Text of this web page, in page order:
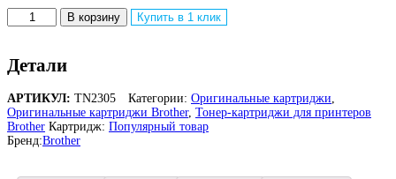
Количество
товара
картридж
Brother
TN2305
(2
600
стр.)
Brother
В корзину Купить в 1 клик
Детали
АРТИКУЛ: TN2305 Категории: Оригинальные картриджи,
Оригинальные картриджи Brother, Тонер-картриджи для принтеров
Brother Картридж: Популярный товар
Бренд:Brother